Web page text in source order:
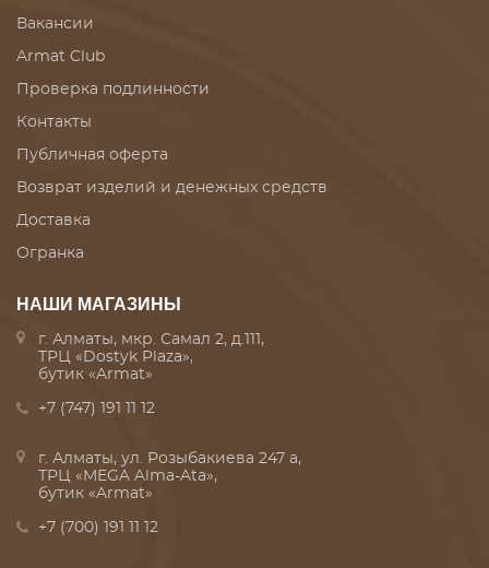
Вакансии
Armat Club
Проверка подлинности
Контакты
Публичная оферта
Возврат изделий и денежных средств
Доставка
Огранка
НАШИ МАГАЗИНЫ
г. Алматы, мкр. Самал 2, д.111,
ТРЦ «Dostyk Plaza»,
бутик «Armat»
+7 (747) 191 11 12
г. Алматы, ул. Розыбакиева 247 а,
ТРЦ «MEGA Alma-Ata»,
бутик «Armat»
+7 (700) 191 11 12